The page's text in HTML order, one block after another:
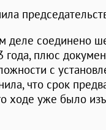
деле соединено
года, плюс
с
что срок
ходе уже было